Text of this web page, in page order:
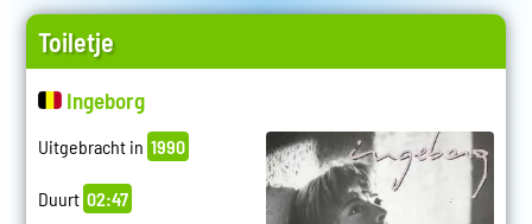
Toiletje
Ingeborg
Uitgebracht in 1990
Duurt 02:47